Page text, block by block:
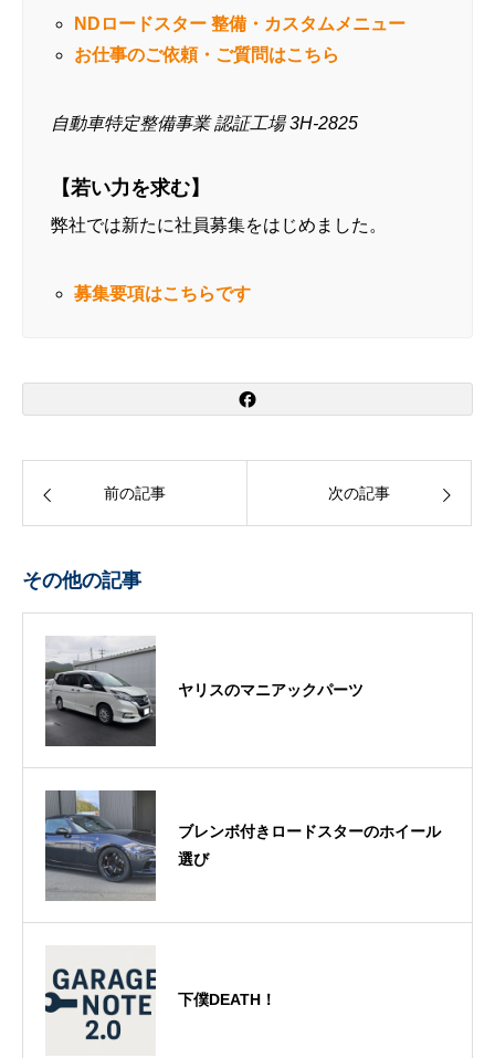
NDロードスター 整備・カスタムメニュー
お仕事のご依頼・ご質問はこちら
自動車特定整備事業 認証工場 3H-2825
【若い力を求む】
弊社では新たに社員募集をはじめました。
募集要項はこちらです
前の記事 次の記事
その他の記事
ヤリスのマニアックパーツ
ブレンボ付きロードスターのホイール
選び
下僕DEATH！